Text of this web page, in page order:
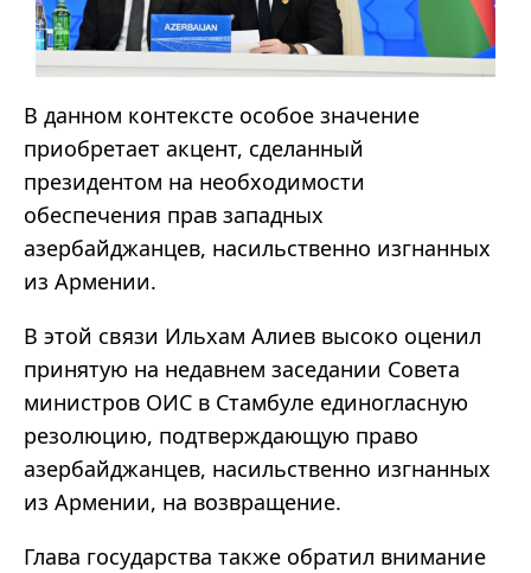
В данном контексте особое значение
приобретает акцент, сделанный
президентом на необходимости
обеспечения прав западных
азербайджанцев, насильственно изгнанных
из Армении.
В этой связи Ильхам Алиев высоко оценил
принятую на недавнем заседании Совета
министров ОИС в Стамбуле единогласную
резолюцию, подтверждающую право
азербайджанцев, насильственно изгнанных
из Армении, на возвращение.
Глава государства также обратил внимание